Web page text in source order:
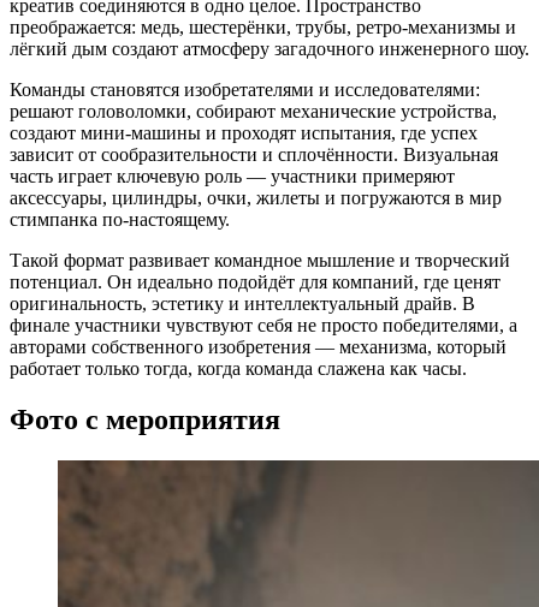
креатив соединяются в одно целое. Пространство
преображается: медь, шестерёнки, трубы, ретро-механизмы и
лёгкий дым создают атмосферу загадочного инженерного шоу.
Команды становятся изобретателями и исследователями:
решают головоломки, собирают механические устройства,
создают мини-машины и проходят испытания, где успех
зависит от сообразительности и сплочённости. Визуальная
часть играет ключевую роль — участники примеряют
аксессуары, цилиндры, очки, жилеты и погружаются в мир
стимпанка по-настоящему.
Такой формат развивает командное мышление и творческий
потенциал. Он идеально подойдёт для компаний, где ценят
оригинальность, эстетику и интеллектуальный драйв. В
финале участники чувствуют себя не просто победителями, а
авторами собственного изобретения — механизма, который
работает только тогда, когда команда слажена как часы.
Фото с мероприятия